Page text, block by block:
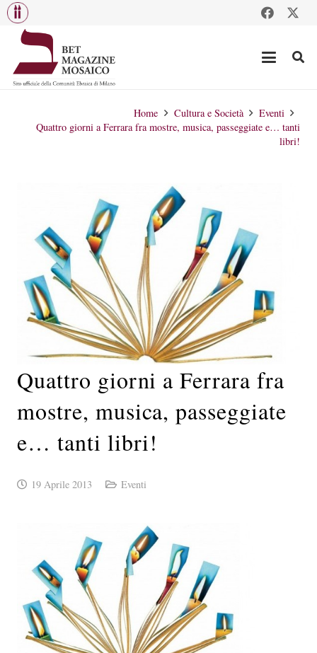
Home Cultura e Società
Eventi
Quattro giorni a Ferrara fra mostre, musica, passeggiate e… tanti
libri!
Quattro giorni a Ferrara fra
mostre, musica, passeggiate
e… tanti libri!
19 Aprile 2013 Eventi